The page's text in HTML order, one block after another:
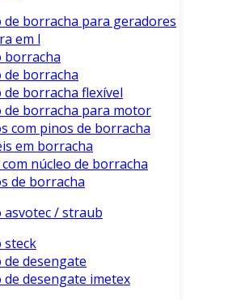
de borracha para geradores
em l
borracha
de borracha
borracha flexível
de borracha para motor
com pinos de borracha
em borracha
núcleo de borracha
de borracha
asvotec / straub
steck
desengate
desengate imetex